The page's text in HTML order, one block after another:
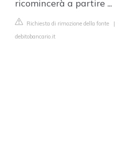
ricomincerà a partire ...
Richiesta di rimozione della fonte |
debitobancario.it